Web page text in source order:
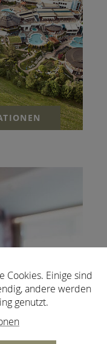
Cookies. Einige sind
andere werden
genutzt.